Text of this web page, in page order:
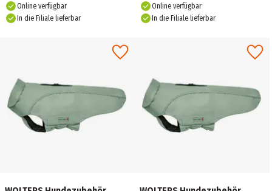
Online verfügbar
In die Filiale lieferbar
Online verfügbar
In die Filiale lieferbar